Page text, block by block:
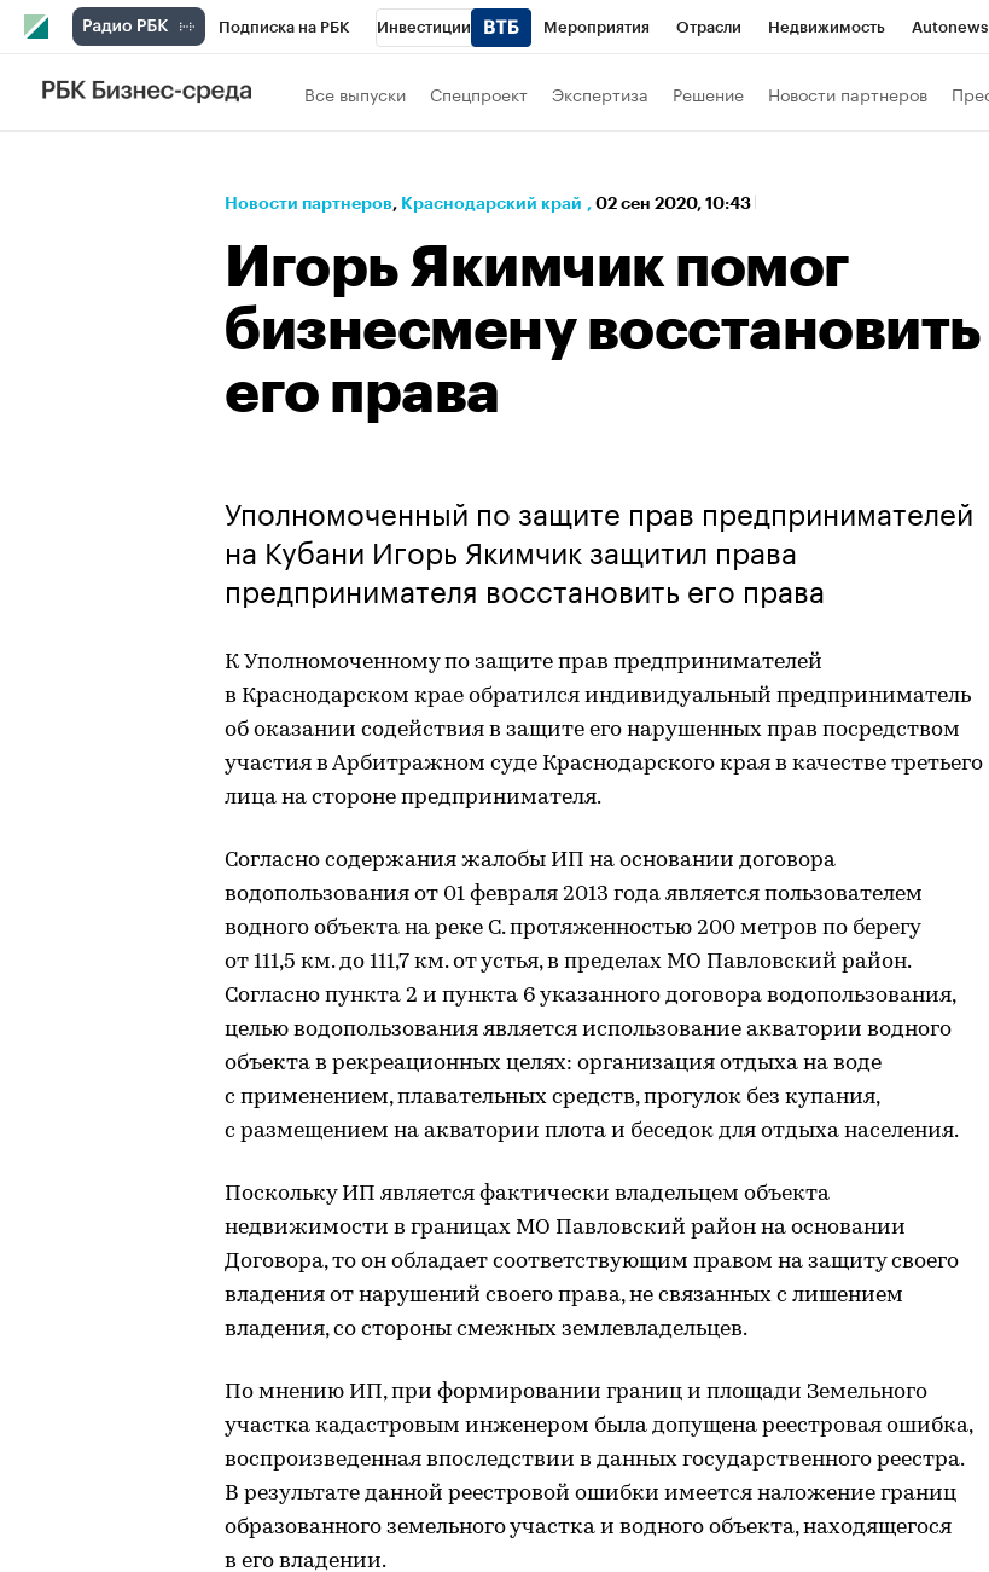
Подписка на РБК Инвестиции Мероприятия Отрасли Недвижимость Autonews
Телеканал
Спецпроекты Проверка контрагентов
Рынок наличной валюты
Все выпуски Спецпроект Экспертиза Решение Новости партнеров
Новости партнеров⁠, Краснодарский край , 02 сен 2020, 10:43
Игорь Якимчик помог
бизнесмену восстановить
его права
Уполномоченный по защите прав предпринимателей
на Кубани Игорь Якимчик защитил права
предпринимателя восстановить его права
К Уполномоченному по защите прав предпринимателей
в Краснодарском крае обратился индивидуальный предприниматель
об оказании содействия в защите его нарушенных прав посредством
участия в Арбитражном суде Краснодарского края в качестве третьего
лица на стороне предпринимателя.
Согласно содержания жалобы ИП на основании договора
водопользования от 01 февраля 2013 года является пользователем
водного объекта на реке С. протяженностью 200 метров по берегу
от 111,5 км. до 111,7 км. от устья, в пределах МО Павловский район.
Согласно пункта 2 и пункта 6 указанного договора водопользования,
целью водопользования является использование акватории водного
объекта в рекреационных целях: организация отдыха на воде
с применением, плавательных средств, прогулок без купания,
с размещением на акватории плота и беседок для отдыха населения.
Поскольку ИП является фактически владельцем объекта
недвижимости в границах МО Павловский район на основании
Договора, то он обладает соответствующим правом на защиту своего
владения от нарушений своего права, не связанных с лишением
владения, со стороны смежных землевладельцев.
По мнению ИП, при формировании границ и площади Земельного
участка кадастровым инженером была допущена реестровая ошибка,
воспроизведенная впоследствии в данных государственного реестра.
В результате данной реестровой ошибки имеется наложение границ
образованного земельного участка и водного объекта, находящегося
в его владении.